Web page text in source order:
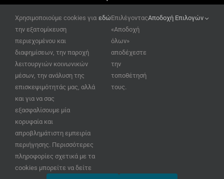
Χρησιμοποιούμε cookies για
την εξατομίκευση
περιεχομένου και
διαφημίσεων, την παροχή
λειτουργιών κοινωνικών
μέσων, την ανάλυση της
επισκεψιμότητάς μας, αλλά
και για να σας
εξασφαλίσουμε μία
κορυφαία και
απροβλημάτιστη εμπειρία
περιήγησης. Περισσότερες
πληροφορίες σχετικά με τα
cookies μπορείτε να δείτε
εδώΕπιλέγοντας
«Αποδοχή
όλων»
αποδέχεστε
την
τοποθέτησή
τους.
Αποδοχή Επιλογών